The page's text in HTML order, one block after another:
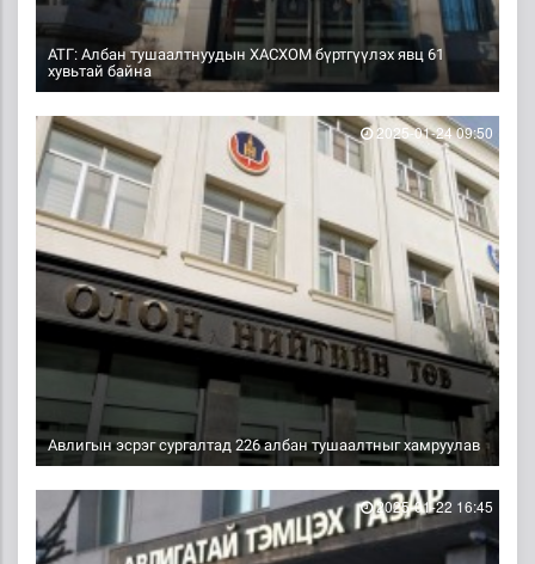
АТГ: Албан тушаалтнуудын ХАСХОМ бүртгүүлэх явц 61
хувьтай байна
Авлигын эсрэг сургалтад 226 албан тушаалтныг хамруулав
2025-01-24 09:50
2025-01-22 16:45